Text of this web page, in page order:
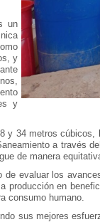
un
y
y
34 metros cúbicos,
a través
de manera
evaluar los
producción en
consumo humano.
sus mejores